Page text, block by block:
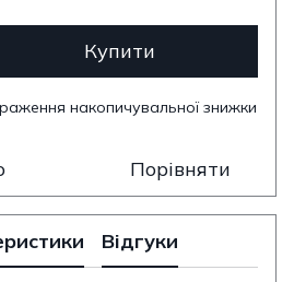
Купити
накопичувальної знижки
Порівняти
Відгуки